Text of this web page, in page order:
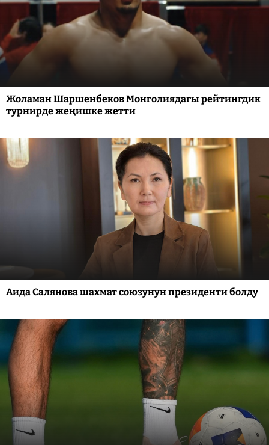
Жоламан Шаршенбеков Монголиядагы рейтингдик
турнирде жеңишке жетти
Аида Салянова шахмат союзунун президенти болду